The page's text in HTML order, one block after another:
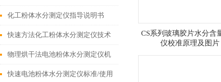
用方法
化工粉体水分测定仪指导说明书
快速方法化工粉体水分测定仪技术
规格书
物理烘干法电池粉体水分测定仪机
理
快速电池粉体水分测定仪标准/使用
CS系列玻璃胶片水分含
仪校准原理及图片